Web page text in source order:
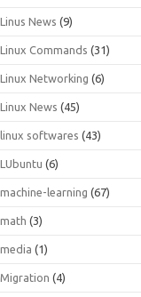
Linus News (9)
Linux Commands (31)
Linux Networking (6)
Linux News (45)
linux softwares (43)
LUbuntu (6)
machine-learning (67)
math (3)
media (1)
Migration (4)